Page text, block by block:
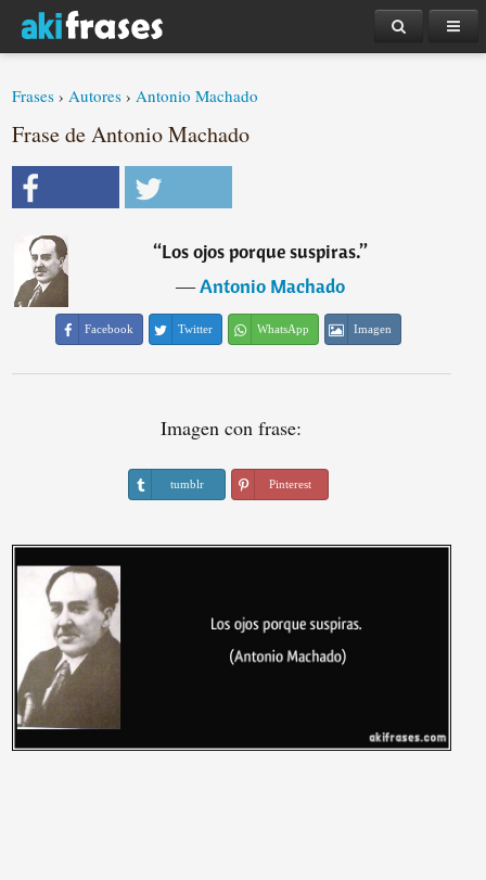
Frases ›Autores ›Antonio Machado
Frase de Antonio Machado
“Los ojos porque suspiras.”
―Antonio Machado
Facebook Twitter WhatsApp Imagen
Imagen con frase:
tumblr Pinterest